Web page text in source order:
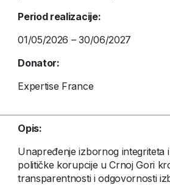
Period realizacije:
01/05/2026 – 30/06/2027
Donator:
Expertise France
Opis:
Unapređenje izbornog integriteta
političke korupcije u Crnoj Gori
transparentnosti i odgovornosti